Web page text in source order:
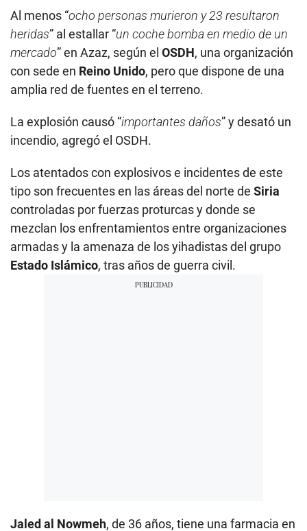
Al menos “ocho personas murieron y 23 resultaron
heridas” al estallar “un coche bomba en medio de un
mercado” en Azaz, según el OSDH, una organización
con sede en Reino Unido, pero que dispone de una
amplia red de fuentes en el terreno.
La explosión causó “importantes daños” y desató un
incendio, agregó el OSDH.
Los atentados con explosivos e incidentes de este
tipo son frecuentes en las áreas del norte de Siria
controladas por fuerzas proturcas y donde se
mezclan los enfrentamientos entre organizaciones
armadas y la amenaza de los yihadistas del grupo
Estado Islámico, tras años de guerra civil.
Jaled al Nowmeh, de 36 años, tiene una farmacia en